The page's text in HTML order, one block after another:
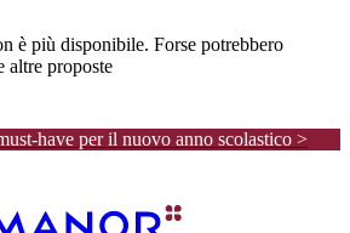
è più disponibile. Forse potrebbero
altre proposte
have per il nuovo anno scolastico >